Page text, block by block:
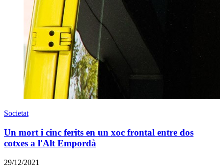
Societat
Un mort i cinc ferits en un xoc frontal entre dos
cotxes a l'Alt Empordà
29/12/2021